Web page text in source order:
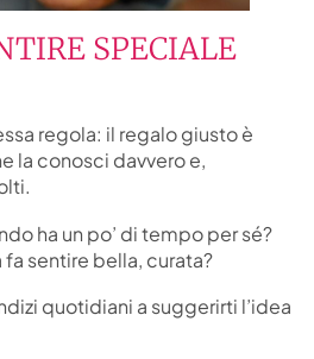
SPECIALE
regola: il regalo giusto è
la conosci davvero e,
ha un po’ di tempo per sé?
fa sentire bella, curata?
quotidiani a suggerirti l’idea